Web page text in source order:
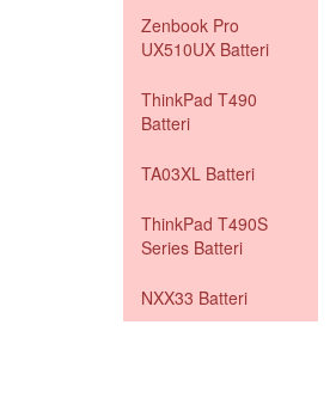
Zenbook Pro
UX510UX Batteri
ThinkPad T490
Batteri
TA03XL Batteri
ThinkPad T490S
Series Batteri
NXX33 Batteri